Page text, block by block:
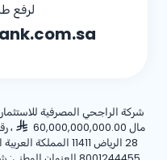
لرفع
شركة الراجحي المصرفية
مال 60,000,000,000.00
28 الرياض 11411 المملكة العربية السعودية، هاتف: